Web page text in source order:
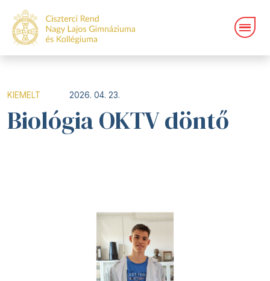
KIEMELT 2026. 04. 23.
Biológia OKTV döntő